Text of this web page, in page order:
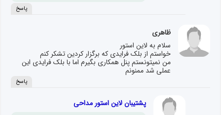
پاسخ
ظاهری
سلام به لاین استور
خواستم از بلک فرایدی که برگزار کردین تشکر کنم
من نمیتونستم پنل همکاری بگیرم اما با بلک فرایدی این
عملی شد ممنونم
پاسخ
پشتیبان لاین استور مداحی